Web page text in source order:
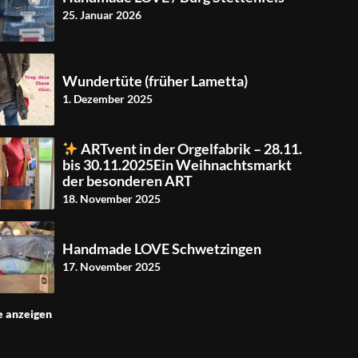
25. Januar 2026
Wundertüte (früher Lametta)
1. Dezember 2025
ARTvent in der Orgelfabrik – 28.11.
bis 30.11.2025Ein Weihnachtsmarkt
der besonderen ART
18. November 2025
Handmade LOVE Schwetzingen
17. November 2025
anzeigen